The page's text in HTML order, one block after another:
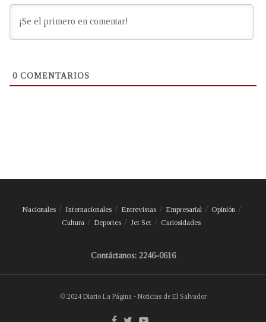
0 COMENTARIOS
Nacionales Internacionales Entrevistas Empresarial
Opinión
Cultura
Deportes Jet Set Curiosidades
Contáctanos: 2246-0616
© 2024 Diario La Página - Noticias de El Salvador